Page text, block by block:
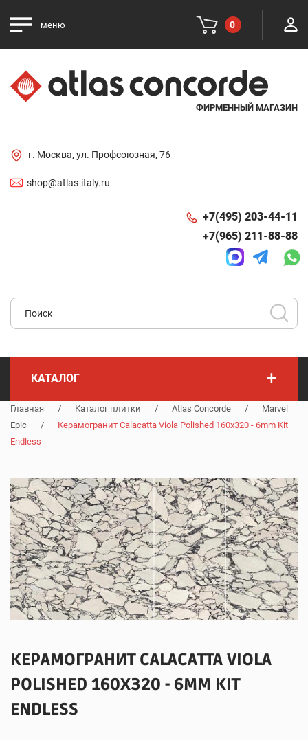
меню 0
ФИРМЕННЫЙ МАГАЗИН
г. Москва, ул. Профсоюзная, 76
shop@atlas-italy.ru
+7(495) 203-44-11
+7(965) 211-88-88
КАТАЛОГ +
Главная / Каталог плитки / Atlas Concorde /
Marvel
Epic
/
Керамогранит Calacatta Viola Polished 160x320 - 6mm Kit
Endless
КЕРАМОГРАНИТ CALACATTA VIOLA
POLISHED 160X320 - 6MM KIT
ENDLESS